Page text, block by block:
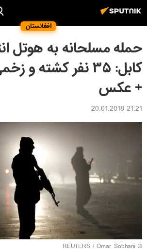
افغانستان
حمله مسلحانه به هوتل
کابل: ۳۵ نفر کشته
+ عکس
21:21 20.01.2018
©
REUTERS / Omar Sobhani